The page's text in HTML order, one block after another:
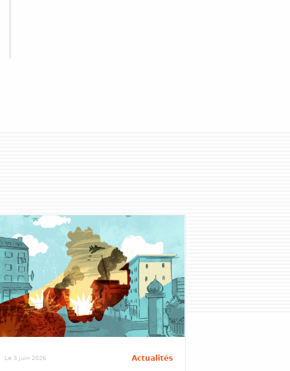
Le 3 juin 2026 Actualités